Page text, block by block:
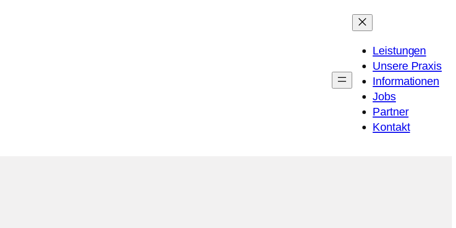
Leistungen
Unsere Praxis
Informationen
Jobs
Partner
Kontakt